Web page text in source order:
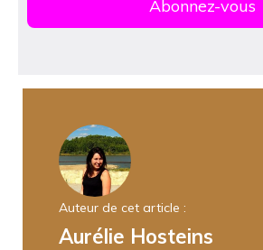
Auteur de cet article :
Aurélie Hosteins